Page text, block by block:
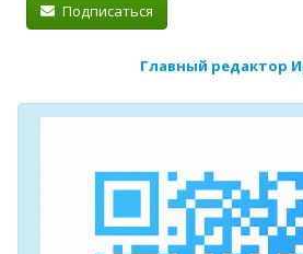
Подписаться
Главный редактор